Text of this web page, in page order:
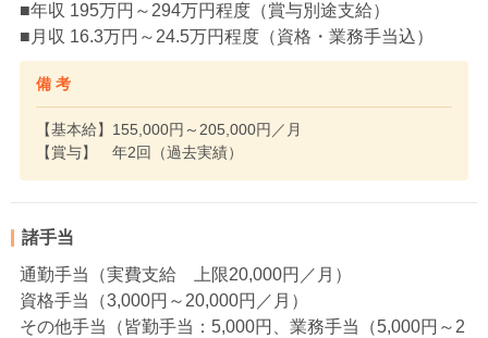
■年収 195万円～294万円程度（賞与別途支給）
■月収 16.3万円～24.5万円程度（資格・業務手当込）
備 考
【基本給】155,000円～205,000円／月
【賞与】 年2回（過去実績）
諸手当
通勤手当（実費支給 上限20,000円／月）
資格手当（3,000円～20,000円／月）
その他手当（皆勤手当：5,000円、業務手当（5,000円～2